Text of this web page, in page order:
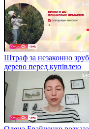
Штраф за незаконно
дерево перед купівлею